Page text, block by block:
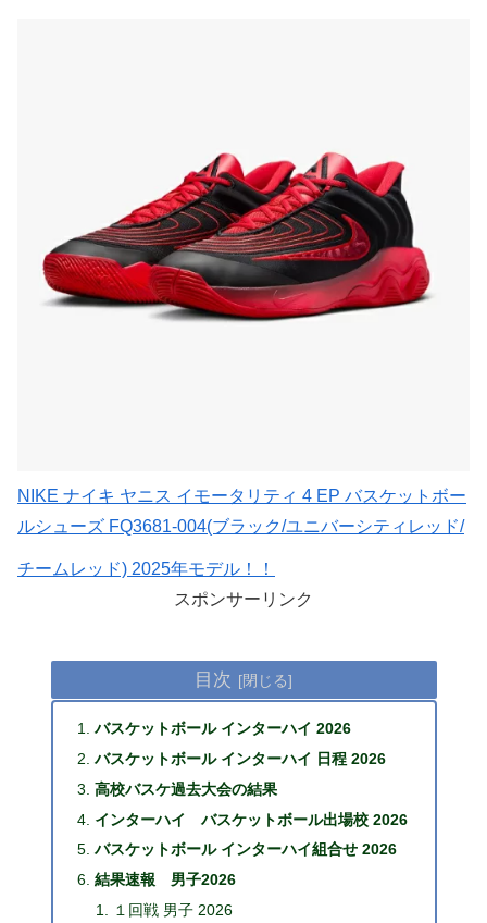
NIKE ナイキ ヤニス イモータリティ 4 EP バスケットボー
ルシューズ FQ3681-004(ブラック/ユニバーシティレッド/
チームレッド) 2025年モデル！！
スポンサーリンク
目次
バスケットボール インターハイ 2026
バスケットボール インターハイ 日程 2026
高校バスケ過去大会の結果
インターハイ バスケットボール出場校 2026
バスケットボール インターハイ組合せ 2026
結果速報 男子2026
１回戦 男子 2026